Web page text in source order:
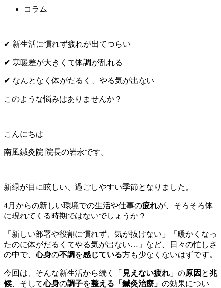
コラム
✔ 新生活に慣れず疲れが出てつらい
✔ 寒暖差が大きくて体調が乱れる
✔ なんとなく体がだるく、やる気が出ない
このような悩みはありませんか？
こんにちは
南風鍼灸院 院長の岩永です。
新緑が目に眩しい、過ごしやすい季節となりました。
4月からの新しい環境での生活や仕事の疲れが、そろそろ体
に現れてくる時期ではないでしょうか？
「新しい部署や役割に慣れず、気が抜けない」
「暖かくなっ
たのに体がだるくてやる気が出ない…」 など、日々の忙しさ
の中で、心身の不調 を感じている方も少なくないはずです。
今回は、そんな新生活から続く「 見えない疲れ 」の原因 と兆
候 、そして心身の調子を整える「鍼灸治療」 の効果につい